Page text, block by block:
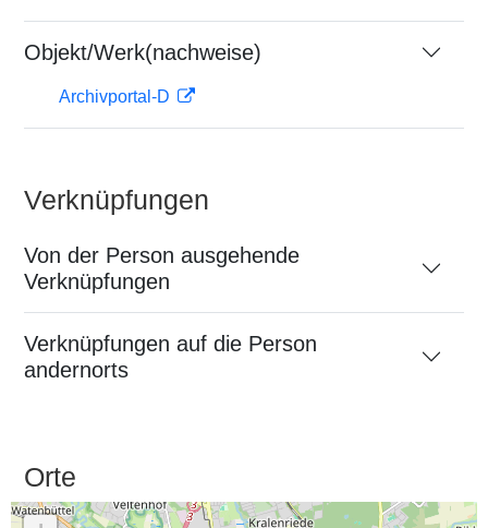
Objekt/Werk(nachweise)
Archivportal-D
Verknüpfungen
Von der Person ausgehende
Verknüpfungen
Verknüpfungen auf die Person
andernorts
Orte